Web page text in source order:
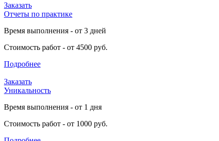
Заказать
Отчеты по практике
Время выполнения - от 3 дней
Стоимость работ - от 4500 руб.
Подробнее
Заказать
Уникальность
Время выполнения - от 1 дня
Стоимость работ - от 1000 руб.